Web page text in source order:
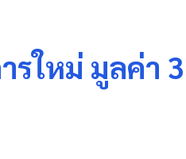
รใหม่ มูลค่า